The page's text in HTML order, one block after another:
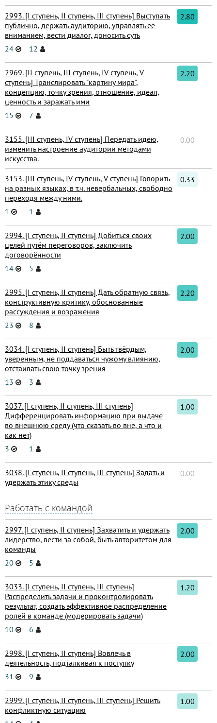
2993. [I ступень, II ступень, III ступень] Выступать
публично, держать аудиторию, управлять её
вниманием, вести диалог, доносить суть
24
12
2.80
2969. [II ступень, III ступень, IV ступень, V
ступень] Транслировать "картину мира",
концепцию, точку зрения, отношение, идеал,
ценность и заражать ими
15
7
2.20
3155. [III ступень, IV ступень] Передать идею,
изменить настроение аудитории методами
искусства.
0.00
3153. [III ступень, IV ступень, V ступень] Говорить
на разных языках, в т.ч. невербальных, свободно
переходя между ними.
1
1
0.33
2994. [I ступень, II ступень] Добиться своих
целей путём переговоров, заключить
договорённости
14
5
2.00
2995. [I ступень, II ступень] Дать обратную связь,
конструктивную критику, обоснованные
рассуждения и возражения
23
8
2.20
3034. [I ступень, II ступень] Быть твёрдым,
уверенным, не поддаваться чужому влиянию,
отстаивать свою точку зрения
13
3
2.00
3037. [I ступень, II ступень, III ступень]
Дифференцировать информацию при выдаче
во внешнюю среду (что сказать во вне, а что и
как нет)
3
1
1.00
3038. [I ступень, II ступень, III ступень] Задать и
удержать этику среды
0.00
Работать с командой
2997. [I ступень, II ступень] Захватить и удержать
лидерство, вести за собой, быть авторитетом для
команды
20
5
2.00
3033. [I ступень, II ступень, III ступень]
Распределить задачи и проконтролировать
результат, создать эффективное распределение
ролей в команде (модерировать задачи)
10
6
1.20
2998. [I ступень, II ступень] Вовлечь в
деятельность, подталкивая к поступку
31
9
2.00
2999. [I ступень, II ступень, III ступень] Решить
конфликтную ситуацию
1.00